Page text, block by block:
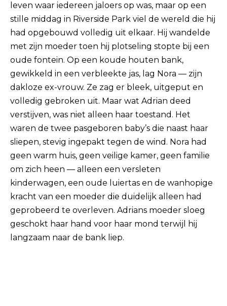
leven waar iedereen jaloers op was, maar op een
stille middag in Riverside Park viel de wereld die hij
had opgebouwd volledig uit elkaar. Hij wandelde
met zijn moeder toen hij plotseling stopte bij een
oude fontein. Op een koude houten bank,
gewikkeld in een verbleekte jas, lag Nora — zijn
dakloze ex-vrouw. Ze zag er bleek, uitgeput en
volledig gebroken uit. Maar wat Adrian deed
verstijven, was niet alleen haar toestand. Het
waren de twee pasgeboren baby’s die naast haar
sliepen, stevig ingepakt tegen de wind. Nora had
geen warm huis, geen veilige kamer, geen familie
om zich heen — alleen een versleten
kinderwagen, een oude luiertas en de wanhopige
kracht van een moeder die duidelijk alleen had
geprobeerd te overleven. Adrians moeder sloeg
geschokt haar hand voor haar mond terwijl hij
langzaam naar de bank liep.